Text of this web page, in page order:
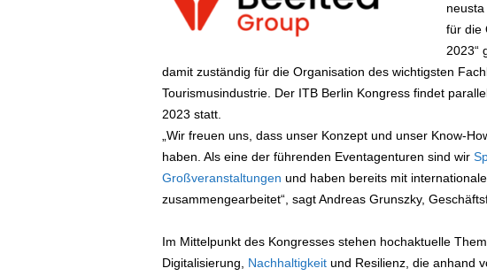
für die
2023“
damit zuständig für die Organisation des wichtigsten
Tourismusindustrie. Der ITB Berlin Kongress findet
2023 statt.
„Wir freuen uns, dass unser Konzept und unser Know-
haben. Als eine der führenden Eventagenturen sind wir
Großveranstaltungen und haben bereits mit
zusammengearbeitet“, sagt Andreas Grunszky,
Im Mittelpunkt des Kongresses stehen hochaktuelle
Digitalisierung, Nachhaltigkeitund Resilienz, die anhand